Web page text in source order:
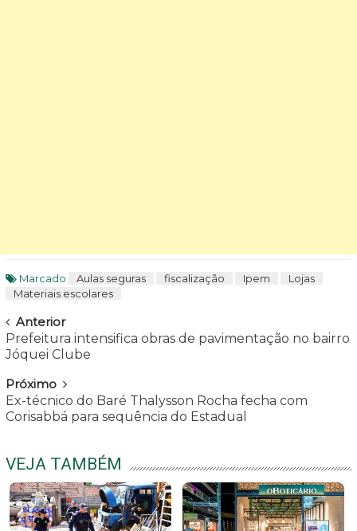
Marcado Aulas seguras fiscalização Ipem
Lojas
Materiais escolares
Navegar
Anterior
Prefeitura intensifica obras de pavimentação no bairro
Jóquei Clube
Próximo
Ex-técnico do Baré Thalysson Rocha fecha com
Corisabbá para sequência do Estadual
VEJA TAMBÉM